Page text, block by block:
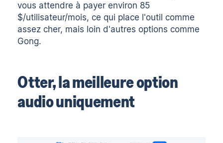
vous attendre à payer environ 85
$/utilisateur/mois, ce qui place l'outil comme
assez cher, mais loin d'autres options comme
Gong.
Otter, la meilleure option
audio uniquement